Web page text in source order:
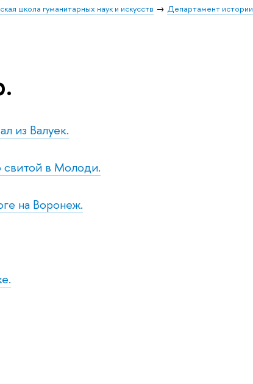
школа гуманитарных наук и искусств Департамент истории
из Валуек.
свитой в Молоди.
на Воронеж.